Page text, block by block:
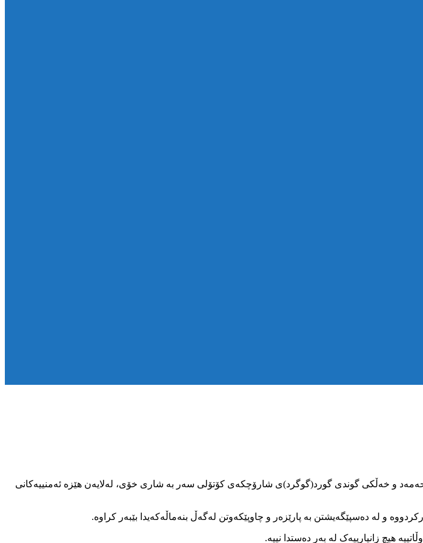
2721ی کوردی، هاوڵاتییەک بەناوی شەمسەدین نوری 27 ساڵە کوری محەمەد و خەڵکی گوندی گورد(گوگرد)ی شارۆچکەی کۆتۆلی سەر بە شاری خۆی، لەلایەن هێزە ئەمنییەکانی
هیچ زانیارییەک لە بەر دەستدا نییە.